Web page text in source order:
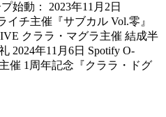
始動： 2023年11月2日
チ主催『サブカル Vol.零』
クララ・マグラ主催 結成半
2024年11月6日 Spotify O-
催 1周年記念『クララ・ドグ